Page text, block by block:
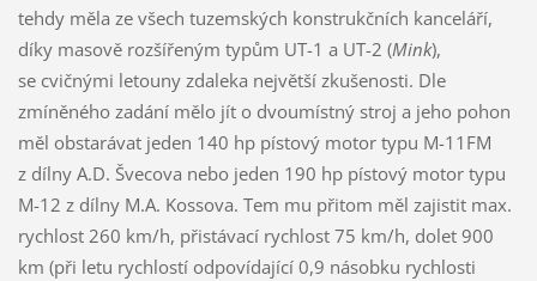
tehdy měla ze všech tuzemských konstrukčních kanceláří,
díky masově rozšířeným typům UT-1 a UT-2 (Mink),
se cvičnými letouny zdaleka největší zkušenosti. Dle
zmíněného zadání mělo jít o dvoumístný stroj a jeho pohon
měl obstarávat jeden 140 hp pístový motor typu M-11FM
z dílny A.D. Švecova nebo jeden 190 hp pístový motor typu
M-12 z dílny M.A. Kossova. Tem mu přitom měl zajistit max.
rychlost 260 km/h, přistávací rychlost 75 km/h, dolet 900
km (při letu rychlostí odpovídající 0,9 násobku rychlosti